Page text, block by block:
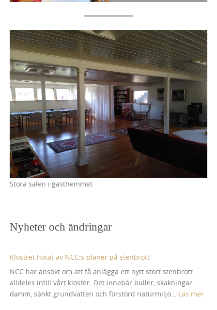
Stora salen i gästhemmet
Nyheter och ändringar
Klostret hotat av NCC:s planer på stenbrott
NCC har ansökt om att få anlägga ett nytt stort stenbrott
alldeles intill vårt kloster. Det innebär buller, skakningar,
damm, sänkt grundvatten och förstörd naturmiljö… Läs mer: